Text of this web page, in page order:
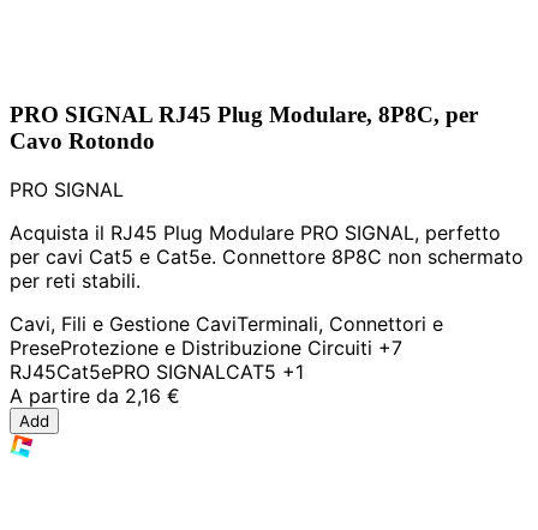
PRO SIGNAL RJ45 Plug Modulare, 8P8C, per
Cavo Rotondo
PRO SIGNAL
Acquista il RJ45 Plug Modulare PRO SIGNAL, perfetto
per cavi Cat5 e Cat5e. Connettore 8P8C non schermato
per reti stabili.
Cavi, Fili e Gestione CaviTerminali, Connettori e
PreseProtezione e Distribuzione Circuiti +7
RJ45Cat5ePRO SIGNALCAT5 +1
A partire da 2,16 €
Add